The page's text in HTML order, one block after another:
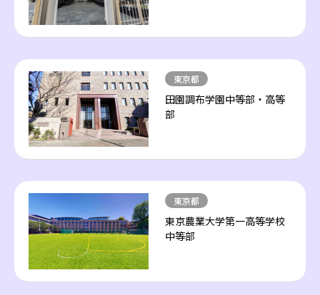
東京都
田園調布学園中等部・高等
部
東京都
東京農業大学第一高等学校
中等部